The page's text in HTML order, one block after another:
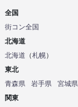
全国
街コン全国
北海道
北海道 （札幌）
東北
青森県
岩手県 宮城県
関東